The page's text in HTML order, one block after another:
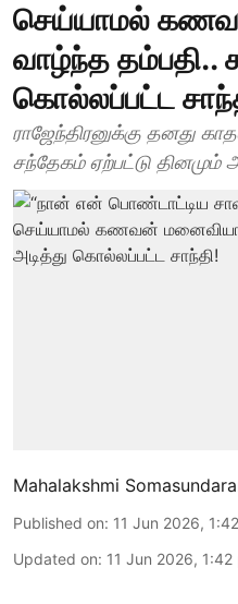
செய்யாமல்
வாழ்ந்த தம்பதி..
கொல்லப்பட்ட
ராஜேந்திரனுக்கு தனது
சந்தேகம் ஏற்பட்டு
Mahalakshmi
Published on: 11 Jun 2026,
Updated on: 11 Jun 2026, 1:42